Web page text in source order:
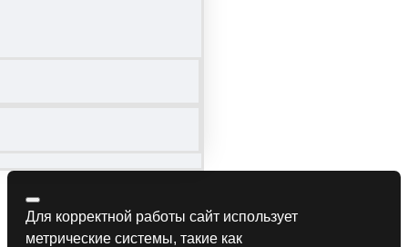
Для корректной работы сайт использует
метрические системы, такие как